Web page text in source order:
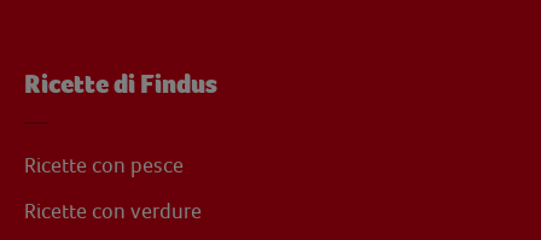
Ricette di Findus
Ricette con pesce
Ricette con verdure